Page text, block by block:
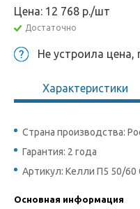
Цена: 12 768 р./шт
Достаточно
Не устроила цена,
Характеристики
Страна производства:
Гарантия: 2 года
Артикул: Келли П5 50/60
Основная информация